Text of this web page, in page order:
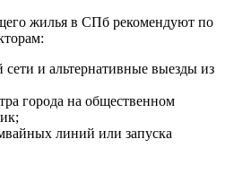
жилья в СПб рекомендуют по
и альтернативные выезды из
города на общественном
линий или запуска